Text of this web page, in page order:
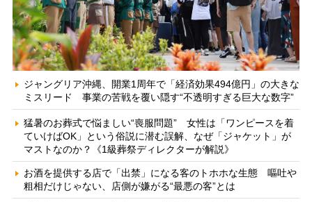
ジャングリア沖縄、開業1周年で「経済効果494億円」の大きな
ミスリード 事業の苦戦を覆い隠す“不透明すぎる巨大な数字”
猛暑のお葬式で悩ましい“喪服問題” 女性は「ワンピースを着
ていけばOK」という俗説に潜む誤解、なぜ「ジャケット」が
マストなのか？《1級葬祭ディレクターが解説》
お酒を提供する店で「出禁」になる客のトホホな生態 嘔吐や
粗相だけじゃない、店側が嫌がる“最悪の客”とは